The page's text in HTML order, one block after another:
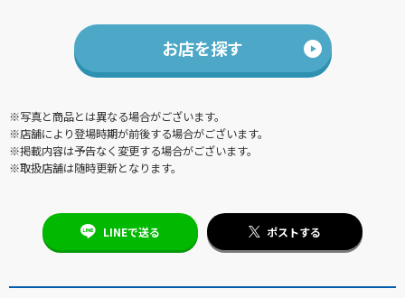
お店を探す
※写真と商品とは異なる場合がございます。
※店舗により登場時期が前後する場合がございます。
※掲載内容は予告なく変更する場合がございます。
※取扱店舗は随時更新となります。
LINEで送る ポストする